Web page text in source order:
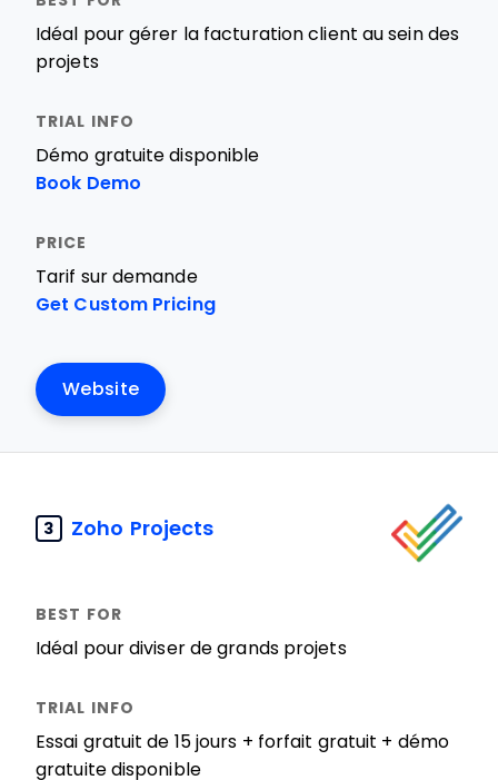
Idéal pour gérer la facturation client au sein des
projets
Démo gratuite disponible
Book Demo
Tarif sur demande
Get Custom Pricing
Website
3 Zoho Projects
Idéal pour diviser de grands projets
Essai gratuit de 15 jours + forfait gratuit + démo
gratuite disponible